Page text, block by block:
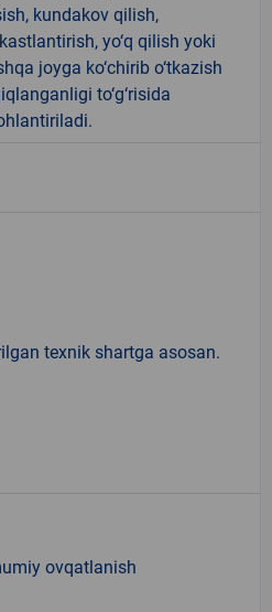
kundakov qilish,
yo‘q qilish yoki
joyga ko‘chirib o‘tkazish
to‘g‘risida
texnik shartga asosan.
ovqatlanish